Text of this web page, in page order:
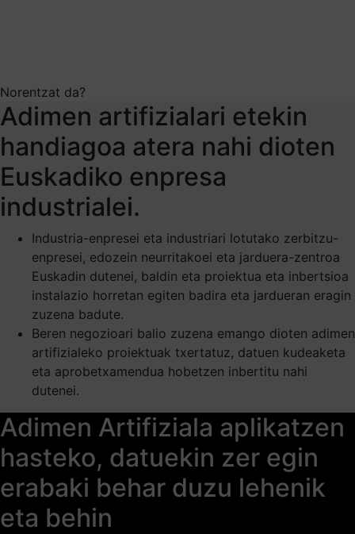
Norentzat da?
Adimen artifizialari etekin
handiagoa atera nahi dioten
Euskadiko enpresa
industrialei.
Industria-enpresei eta industriari lotutako zerbitzu-
enpresei, edozein neurritakoei eta jarduera-zentroa
Euskadin dutenei, baldin eta proiektua eta inbertsioa
instalazio horretan egiten badira eta jardueran eragin
zuzena badute.
Beren negozioari balio zuzena emango dioten adimen
artifizialeko proiektuak txertatuz, datuen kudeaketa
eta aprobetxamendua hobetzen inbertitu nahi
dutenei.
Adimen Artifiziala aplikatzen
hasteko, datuekin zer egin
erabaki behar duzu lehenik
eta behin